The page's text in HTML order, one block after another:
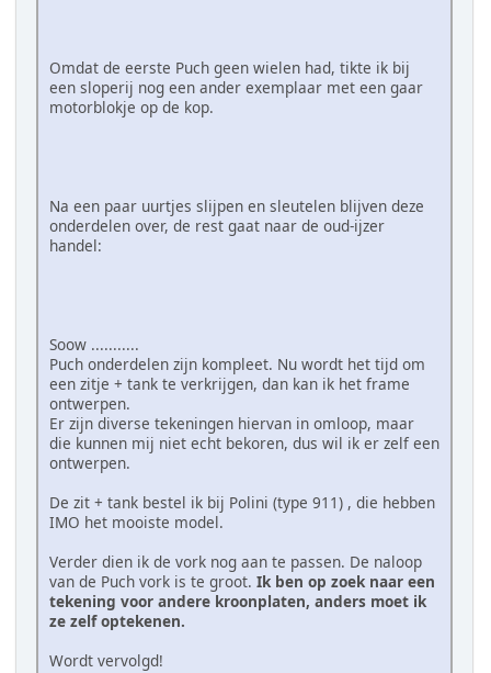
Omdat de eerste Puch geen wielen had, tikte ik bij
een sloperij nog een ander exemplaar met een gaar
motorblokje op de kop.
Na een paar uurtjes slijpen en sleutelen blijven deze
onderdelen over, de rest gaat naar de oud-ijzer
handel:
Soow ...........
Puch onderdelen zijn kompleet. Nu wordt het tijd om
een zitje + tank te verkrijgen, dan kan ik het frame
ontwerpen.
Er zijn diverse tekeningen hiervan in omloop, maar
die kunnen mij niet echt bekoren, dus wil ik er zelf een
ontwerpen.
De zit + tank bestel ik bij Polini (type 911) , die hebben
IMO het mooiste model.
Verder dien ik de vork nog aan te passen. De naloop
van de Puch vork is te groot. Ik ben op zoek naar een
tekening voor andere kroonplaten, anders moet ik
ze zelf optekenen.
Wordt vervolgd!